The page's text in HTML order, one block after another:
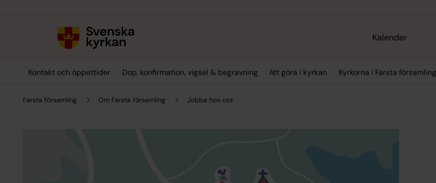
Kalender
Kontakt och öppettider Dop, konfirmation, vigsel & begravning Att göra i kyrkan Kyrkorna i Farsta församling
Farsta församling Om Farsta församling Jobba hos oss